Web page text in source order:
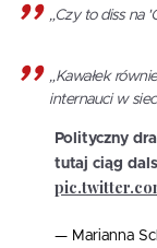
„Czy to diss na
„Kawałek
internauci w
Polityczny
tutaj ciąg
— Marianna